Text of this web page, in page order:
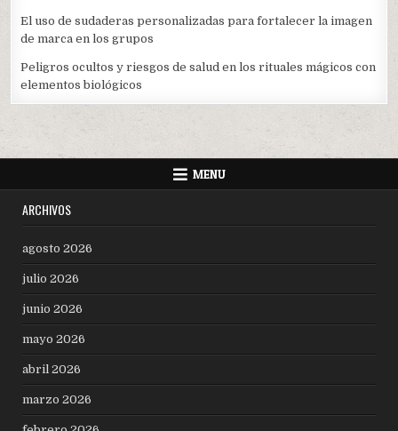
El uso de sudaderas personalizadas para fortalecer la imagen
de marca en los grupos
Peligros ocultos y riesgos de salud en los rituales mágicos con
elementos biológicos
MENU
ARCHIVOS
agosto 2026
julio 2026
junio 2026
mayo 2026
abril 2026
marzo 2026